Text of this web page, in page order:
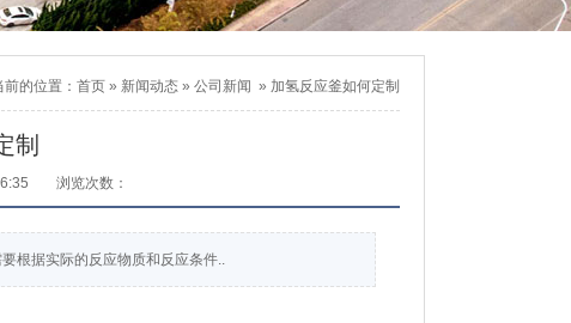
前的位置： 首页 » 新闻动态 » 公司新闻 » 加氢反应釜如何定制
制
浏览次数：
根据实际的反应物质和反应条件..